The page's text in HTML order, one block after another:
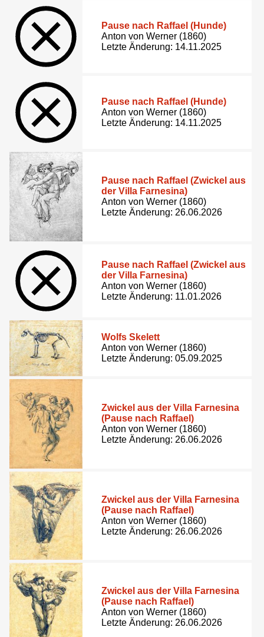
Pause nach Raffael (Hunde)
Anton von Werner (1860)
Letzte Änderung: 14.11.2025
Pause nach Raffael (Hunde)
Anton von Werner (1860)
Letzte Änderung: 14.11.2025
Pause nach Raffael (Zwickel aus
der Villa Farnesina)
Anton von Werner (1860)
Letzte Änderung: 26.06.2026
Pause nach Raffael (Zwickel aus
der Villa Farnesina)
Anton von Werner (1860)
Letzte Änderung: 11.01.2026
Wolfs Skelett
Anton von Werner (1860)
Letzte Änderung: 05.09.2025
Zwickel aus der Villa Farnesina
(Pause nach Raffael)
Anton von Werner (1860)
Letzte Änderung: 26.06.2026
Zwickel aus der Villa Farnesina
(Pause nach Raffael)
Anton von Werner (1860)
Letzte Änderung: 26.06.2026
Zwickel aus der Villa Farnesina
(Pause nach Raffael)
Anton von Werner (1860)
Letzte Änderung: 26.06.2026